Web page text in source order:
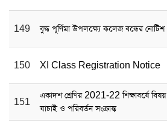
149 বুদ্ধ পূর্ণিমা উপলক্ষ্যে কলেজ বন্ধের নোটিশ
150 XI Class Registration Notice
151
একাদশ শ্রেণির 2021-22 শিক্ষাবর্ষে বিষয়
যাচাই ও পরিবর্তন সংক্রান্ত